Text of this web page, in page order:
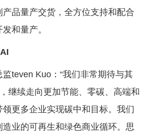
品量产交货，全方位支持和配合
和量产。
teven Kuo：“我们非常期待与其
继续走向更加节能、零碳、高端和
领更多企业实现碳中和目标。我们
业的可再生和绿色商业循环。思